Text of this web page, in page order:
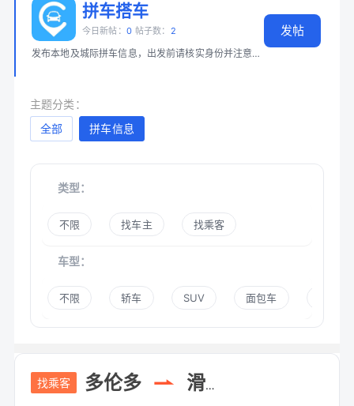
国
城
» ›
拼车搭车
今日新帖： 0 帖子数： 2
发布本地及城际拼车信息，出发前请核实身份并注意出行安全。 📖 必读：
发帖
主题分类：
全部
拼车信息
类型：
不限 找车主 找乘客
车型：
不限 轿车 SUV 面包车
找乘客 多伦多 滑铁卢